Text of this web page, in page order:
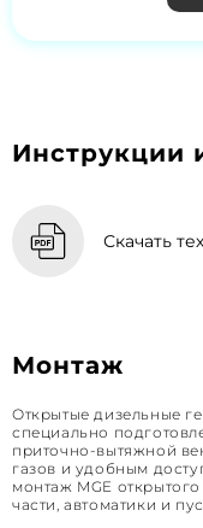
Инструкции
Скачать
Монтаж
Открытые дизельные
специально
приточно‑вытяжной
газов и удобным
монтаж MGE
части, автоматики и